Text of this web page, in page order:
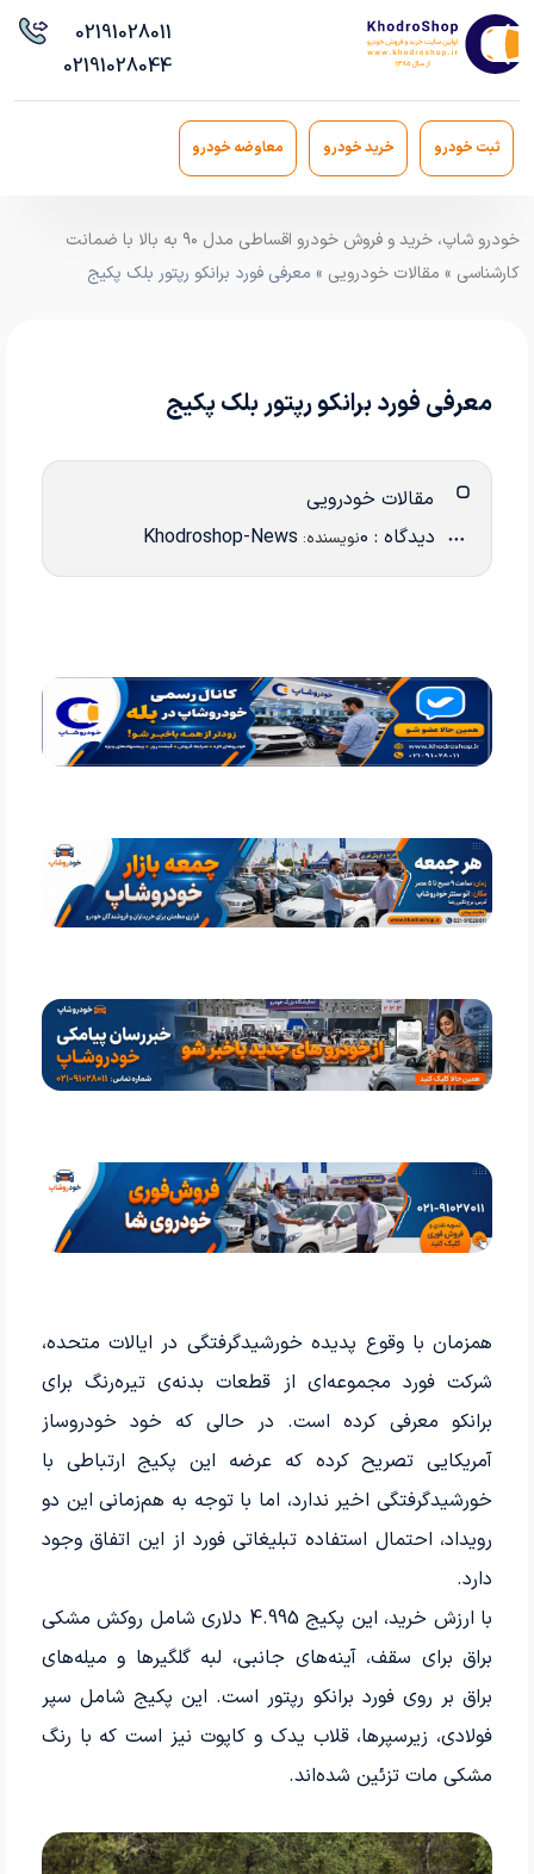
02191028011
02191028044
ثبت خودرو خرید خودرو معاوضه خودرو
خودرو شاپ، خرید و فروش خودرو اقساطی مدل ۹۰ به بالا با ضمانت
کارشناسی » مقالات خودرویی » معرفی فورد برانکو رپتور بلک پکیج
معرفی فورد برانکو رپتور بلک پکیج
مقالات خودرویی
دیدگاه : 0 نویسنده: Khodroshop-News
همزمان با وقوع پدیده خورشیدگرفتگی در ایالات متحده،
شرکت فورد مجموعه‌ای از قطعات بدنه‌ی تیره‌رنگ برای
برانکو معرفی کرده است. در حالی که خود خودروساز
آمریکایی تصریح کرده که عرضه این پکیج ارتباطی با
خورشیدگرفتگی اخیر ندارد، اما با توجه به هم‌زمانی این دو
رویداد، احتمال استفاده تبلیغاتی فورد از این اتفاق وجود
دارد.
با ارزش خرید، این پکیج 4.995 دلاری شامل روکش مشکی
براق برای سقف، آینه‌های جانبی، لبه گلگیرها و میله‌های
براق بر روی فورد برانکو رپتور است. این پکیج شامل سپر
فولادی، زیرسپرها، قلاب یدک و کاپوت نیز است که با رنگ
مشکی مات تزئین شده‌اند.